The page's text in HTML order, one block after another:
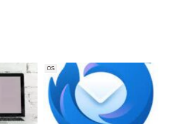
OS